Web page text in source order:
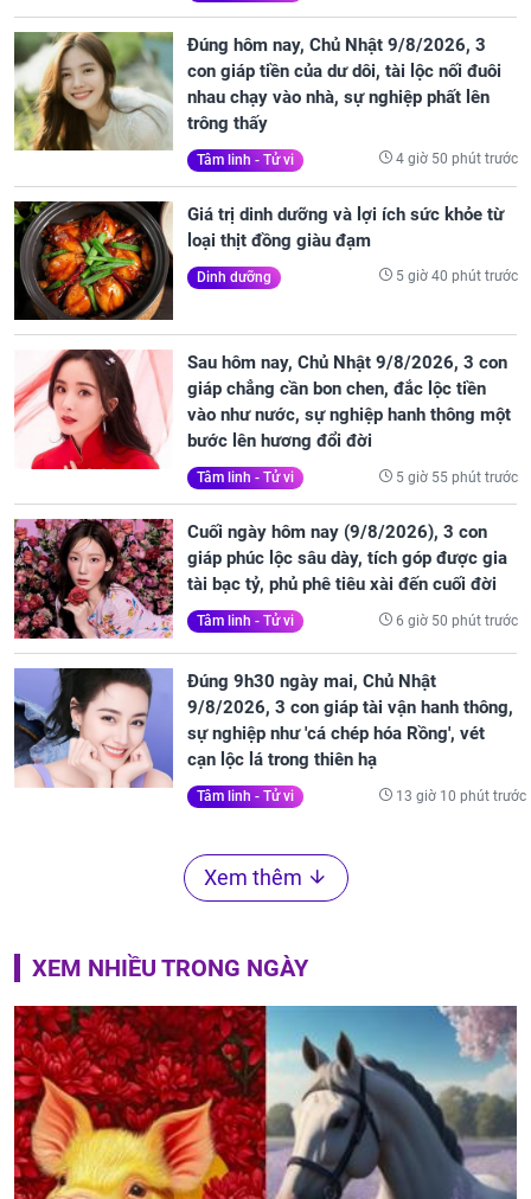
Đúng hôm nay, Chủ Nhật 9/8/2026, 3
con giáp tiền của dư dôi, tài lộc nối đuôi
nhau chạy vào nhà, sự nghiệp phất lên
trông thấy
Tâm linh - Tử vi 4 giờ 50 phút trước
Giá trị dinh dưỡng và lợi ích sức khỏe từ
loại thịt đồng giàu đạm
Dinh dưỡng 5 giờ 40 phút trước
Sau hôm nay, Chủ Nhật 9/8/2026, 3 con
giáp chẳng cần bon chen, đắc lộc tiền
vào như nước, sự nghiệp hanh thông một
bước lên hương đổi đời
Tâm linh - Tử vi 5 giờ 55 phút trước
Cuối ngày hôm nay (9/8/2026), 3 con
giáp phúc lộc sâu dày, tích góp được gia
tài bạc tỷ, phủ phê tiêu xài đến cuối đời
Tâm linh - Tử vi 6 giờ 50 phút trước
Đúng 9h30 ngày mai, Chủ Nhật
9/8/2026, 3 con giáp tài vận hanh thông,
sự nghiệp như 'cá chép hóa Rồng', vét
cạn lộc lá trong thiên hạ
Tâm linh - Tử vi 13 giờ 10 phút trước
Xem thêm
XEM NHIỀU TRONG NGÀY